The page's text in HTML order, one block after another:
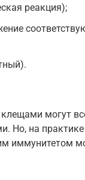
реакция);
могут
Но, на
иммунитетом